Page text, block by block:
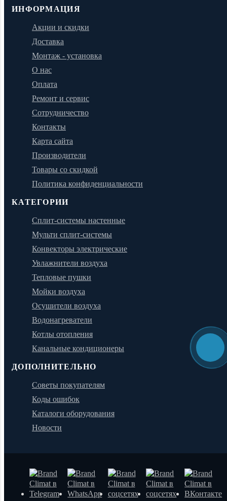
ИНФОРМАЦИЯ
Акции и скидки
Доставка
Монтаж - установка
О нас
Оплата
Ремонт и сервис
Сотрудничество
Контакты
Карта сайта
Производители
Товары со скидкой
Политика конфиденциальности
КАТЕГОРИИ
Сплит-системы настенные
Мульти сплит-системы
Конвекторы электрические
Увлажнители воздуха
Тепловые пушки
Мойки воздуха
Осушители воздуха
Водонагреватели
Котлы отопления
Канальные кондиционеры
ДОПОЛНИТЕЛЬНО
Советы покупателям
Коды ошибок
Каталоги оборудования
Новости